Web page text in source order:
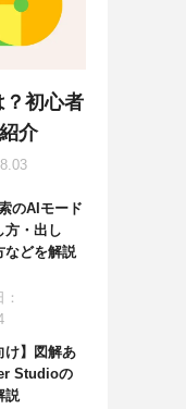
？初心者
介
のAIモード
方・出し
などを解説
け】図解あ
Studioの
説